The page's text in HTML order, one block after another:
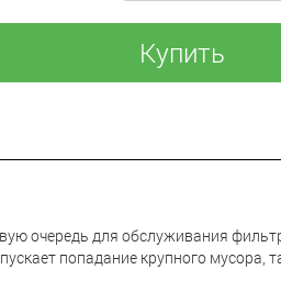
Купить
очередь для обслуживания
попадание крупного мусора,